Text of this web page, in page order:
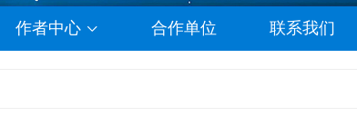
作者中心 合作单位 联系我们